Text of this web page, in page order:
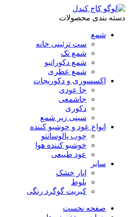
دسته بندی محصولات
شمع
ست تزئینی خانه
شمع تک
شمع دکوراتیو
شمع عطری
اکسسوری و دکوریجات
جا عودی
جاشمعی
دکوری
سینی زیر شمع
انواع عود و خوشبو کننده
چوب پالوسانتو
خوشبو کننده هوا
عود طبیعی
سایر
انار خشک
بلوط
کبریت گوگرد رنگی
صفحه نخست